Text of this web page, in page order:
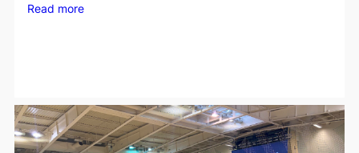
Read more:
KÖRE